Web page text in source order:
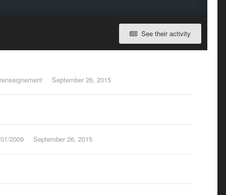
See their activity
September 26, 2015
2009 September 26, 2015